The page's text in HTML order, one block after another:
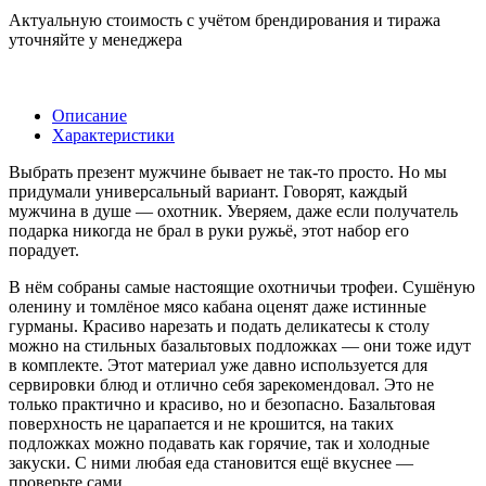
Актуальную стоимость с учётом брендирования и тиража
уточняйте у менеджера
Описание
Характеристики
Выбрать презент мужчине бывает не так-то просто. Но мы
придумали универсальный вариант. Говорят, каждый
мужчина в душе — охотник. Уверяем, даже если получатель
подарка никогда не брал в руки ружьё, этот набор его
порадует.
В нём собраны самые настоящие охотничьи трофеи. Сушёную
оленину и томлёное мясо кабана оценят даже истинные
гурманы. Красиво нарезать и подать деликатесы к столу
можно на стильных базальтовых подложках — они тоже идут
в комплекте. Этот материал уже давно используется для
сервировки блюд и отлично себя зарекомендовал. Это не
только практично и красиво, но и безопасно. Базальтовая
поверхность не царапается и не крошится, на таких
подложках можно подавать как горячие, так и холодные
закуски. С ними любая еда становится ещё вкуснее —
проверьте сами.